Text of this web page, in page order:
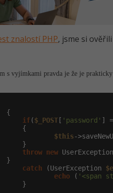
znalostí PHP, jsme si
s vyjímkami pravda je že je
{
if ($_POST [ 'password' ]
{
$this-
}
throw new
}
catch (UserException $e
echo ( '<span
}